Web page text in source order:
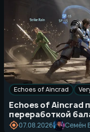
Echoes of Aincrad
Echoes of Aincrad
переработкой
07.08.2026 Семён